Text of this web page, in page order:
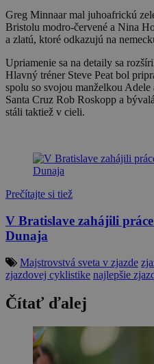
Greg Minnaar mal juhoafrickú
Bristolu modro-červené a Nina
a zlatú, ktoré odkazujú na
Upriamenie sa na detaily sa
Hlavný tréner Steve Peat bol
spolu so svojou manželkou
Santa Cruz Rob Roskopp a
stáli taktiež v cieli.
Prečítajte si tiež
V Bratislave zahájili
Dunaja
Majstrovstvá sveta v zjazde
zjazdovej cyklistike najlepšie
Čítať ďalej